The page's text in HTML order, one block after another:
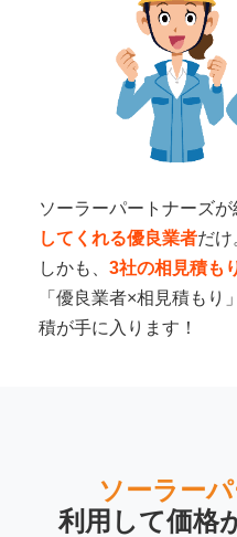
ソーラーパートナーズ
してくれる優良業者だけ
しかも、 3社の相見積も
「優良業者×相見積もり
積が手に入ります！
ソーラー
利用して価格